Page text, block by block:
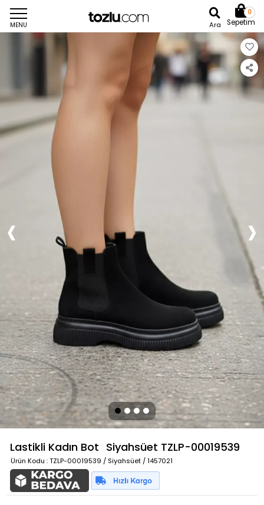
MENU Ara
0
Sepetim
Lastikli Kadın Bot Siyahsüet TZLP-00019539
Ürün Kodu : TZLP-00019539 / Siyahsüet / 1457021